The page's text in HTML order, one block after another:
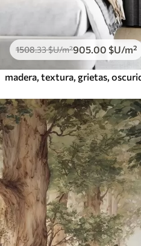
1508.33$U/m²905.00 $U/m²